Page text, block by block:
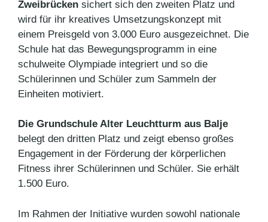
Zweibrücken sichert sich den zweiten Platz und
wird für ihr kreatives Umsetzungskonzept mit
einem Preisgeld von 3.000 Euro ausgezeichnet. Die
Schule hat das Bewegungsprogramm in eine
schulweite Olympiade integriert und so die
Schülerinnen und Schüler zum Sammeln der
Einheiten motiviert.
Die Grundschule Alter Leuchtturm aus Balje
belegt den dritten Platz und zeigt ebenso großes
Engagement in der Förderung der körperlichen
Fitness ihrer Schülerinnen und Schüler. Sie erhält
1.500 Euro.
Im Rahmen der Initiative wurden sowohl nationale